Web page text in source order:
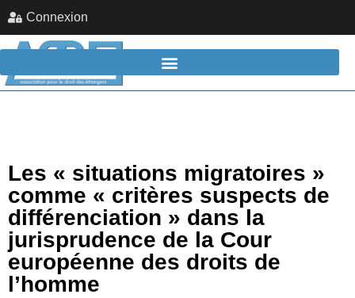
Connexion
Les « situations migratoires »
comme « critères suspects de
différenciation » dans la
jurisprudence de la Cour
européenne des droits de
l’homme